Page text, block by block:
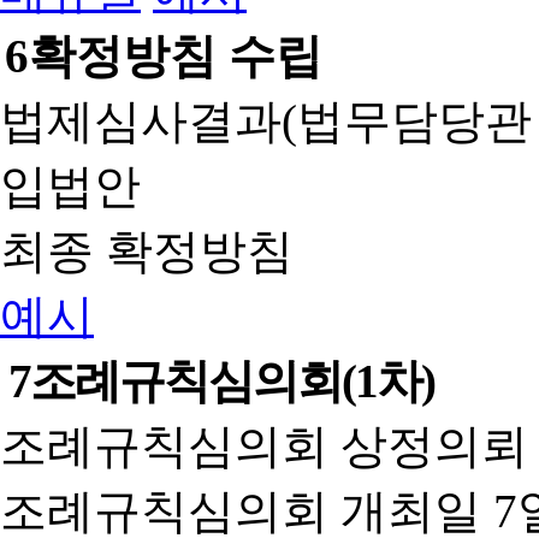
6확정방침 수립
법제심사결과(법무담당
입법안
최종 확정방침
예시
7조례규칙심의회(1차)
조례규칙심의회 상정의
조례규칙심의회 개최일 7